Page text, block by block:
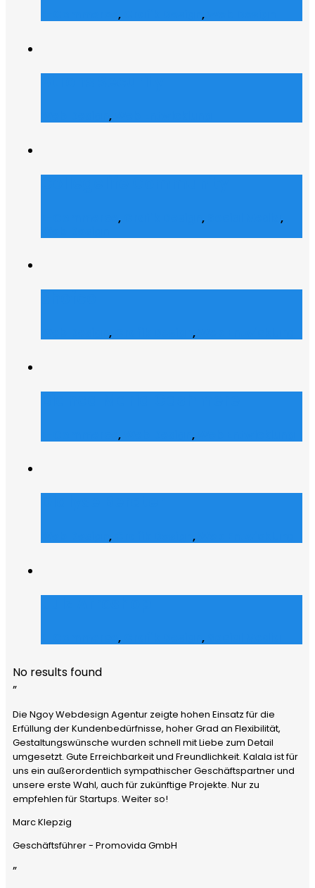
, ,
,
, ,
,
, ,
, ,
, ,
, ,
No results found
”
Die Ngoy Webdesign Agentur zeigte hohen Einsatz für die
Erfüllung der Kundenbedürfnisse, hoher Grad an Flexibilität,
Gestaltungswünsche wurden schnell mit Liebe zum Detail
umgesetzt. Gute Erreichbarkeit und Freundlichkeit. Kalala ist für
uns ein außerordentlich sympathischer Geschäftspartner und
unsere erste Wahl, auch für zukünftige Projekte. Nur zu
empfehlen für Startups. Weiter so!
Marc Klepzig
Geschäftsführer - Promovida GmbH
”